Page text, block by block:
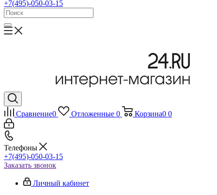
+7(495)-050-03-15
Сравнение0 Отложенные 0 Корзина0 0
Телефоны
+7(495)-050-03-15
Заказать звонок
Личный кабинет